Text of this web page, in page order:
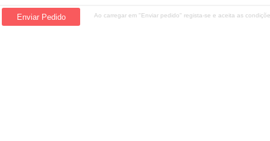
Ao carregar em "Enviar pedido" regista-se e aceita as